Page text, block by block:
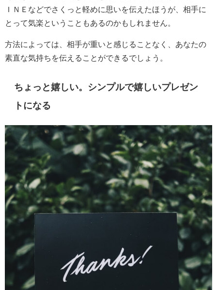
ＩＮＥなどでさくっと軽めに思いを伝えたほうが、相手に
とって気楽ということもあるのかもしれません。
方法によっては、相手が重いと感じることなく、あなたの
素直な気持ちを伝えることができるでしょう。
ちょっと嬉しい。シンプルで嬉しいプレゼン
トになる